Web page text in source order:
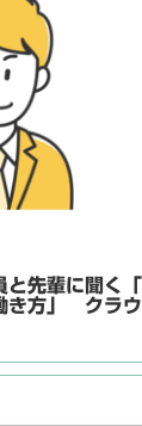
と先輩に聞く
き方」 クラ